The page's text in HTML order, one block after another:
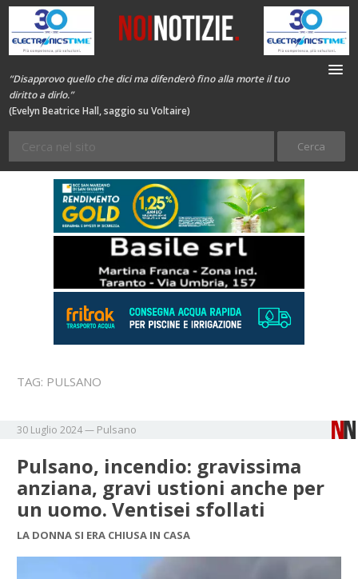
“Disapprovo quello che dici ma difenderò fino alla morte il tuo
diritto a dirlo.”
(Evelyn Beatrice Hall, saggio su Voltaire)
TAG: PULSANO
30 Luglio 2024— Pulsano
Pulsano, incendio: gravissima
anziana, gravi ustioni anche per
un uomo. Ventisei sfollati
LA DONNA SI ERA CHIUSA IN CASA